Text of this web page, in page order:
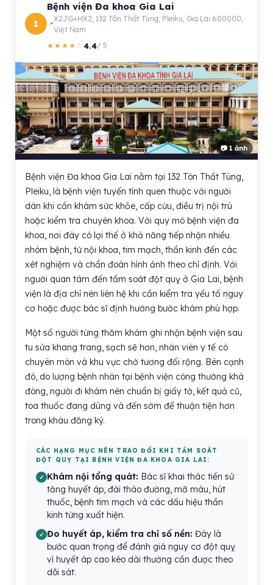
1
Bệnh viện Đa khoa Gia Lai
X2JG+HX2, 132 Tôn Thất Tùng, Pleiku, Gia Lai 600000,
Việt Nam
★★★★☆4.4/ 5
📷 1 ảnh
Bệnh viện Đa khoa Gia Lai nằm tại 132 Tôn Thất Tùng,
Pleiku, là bệnh viện tuyến tỉnh quen thuộc với người
dân khi cần khám sức khỏe, cấp cứu, điều trị nội trú
hoặc kiểm tra chuyên khoa. Với quy mô bệnh viện đa
khoa, nơi đây có lợi thế ở khả năng tiếp nhận nhiều
nhóm bệnh, từ nội khoa, tim mạch, thần kinh đến các
xét nghiệm và chẩn đoán hình ảnh theo chỉ định. Với
người quan tâm đến tầm soát đột quỵ ở Gia Lai, bệnh
viện là địa chỉ nên liên hệ khi cần kiểm tra yếu tố nguy
cơ hoặc được bác sĩ định hướng bước khám phù hợp.
Một số người từng thăm khám ghi nhận bệnh viện sau
tu sửa khang trang, sạch sẽ hơn, nhân viên y tế có
chuyên môn và khu vực chờ tương đối rộng. Bên cạnh
đó, do lượng bệnh nhân tại bệnh viện công thường khá
đông, người đi khám nên chuẩn bị giấy tờ, kết quả cũ,
toa thuốc đang dùng và đến sớm để thuận tiện hơn
trong khâu đăng ký.
CÁC HẠNG MỤC NÊN TRAO ĐỔI KHI TẦM SOÁT
ĐỘT QUỴ TẠI BỆNH VIỆN ĐA KHOA GIA LAI:
Khám nội tổng quát: Bác sĩ khai thác tiền sử
tăng huyết áp, đái tháo đường, mỡ máu, hút
thuốc, bệnh tim mạch và các dấu hiệu thần
kinh từng xuất hiện.
Đo huyết áp, kiểm tra chỉ số nền: Đây là
bước quan trọng để đánh giá nguy cơ đột quỵ
vì huyết áp cao kéo dài thường cần được theo
dõi sát.